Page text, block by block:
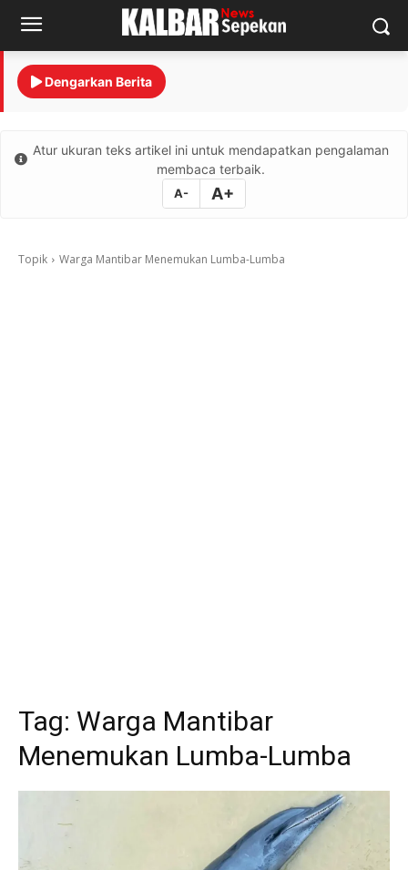
Dengarkan Berita
Atur ukuran teks artikel ini untuk mendapatkan pengalaman
membaca terbaik.
A- A+
Topik Warga Mantibar Menemukan Lumba-Lumba
Tag: Warga Mantibar
Menemukan Lumba-Lumba